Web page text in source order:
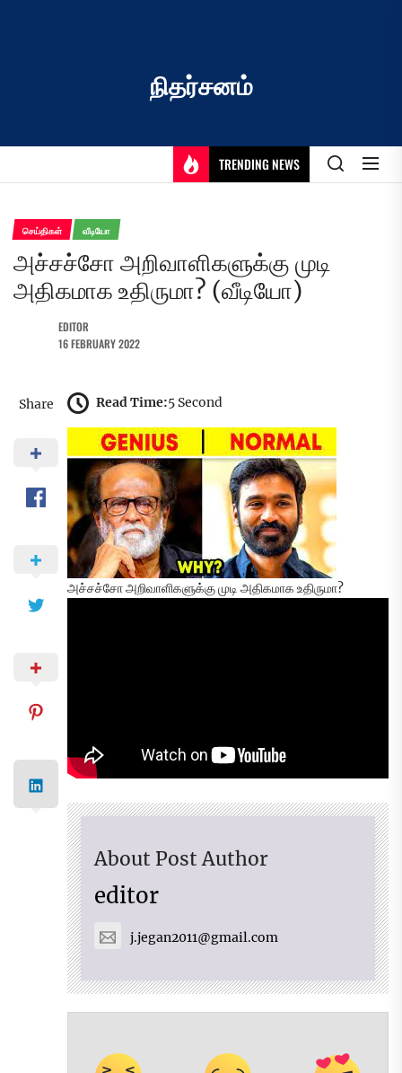
நிதர்சனம்
TRENDING NEWS
செய்திகள் வீடியோ
அச்சச்சோ அறிவாளிகளுக்கு முடி
அதிகமாக உதிருமா? (வீடியோ)
EDITOR
16 FEBRUARY 2022
Share Read Time:5 Second
அச்சச்சோ அறிவாளிகளுக்கு முடி அதிகமாக உதிருமா?
About Post Author
editor
j.jegan2011@gmail.com